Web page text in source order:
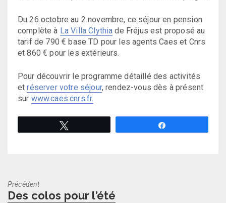
Du 26 octobre au 2 novembre, ce séjour en pension
complète à La Villa Clythia de Fréjus est proposé au
tarif de 790 € base TD pour les agents Caes et Cnrs
et 860 € pour les extérieurs.
Pour découvrir le programme détaillé des activités
etréserver votre séjour, rendez-vous dès à présent
sur www.caes.cnrs.fr.
Précédent
Previous
Des colos pour l’été